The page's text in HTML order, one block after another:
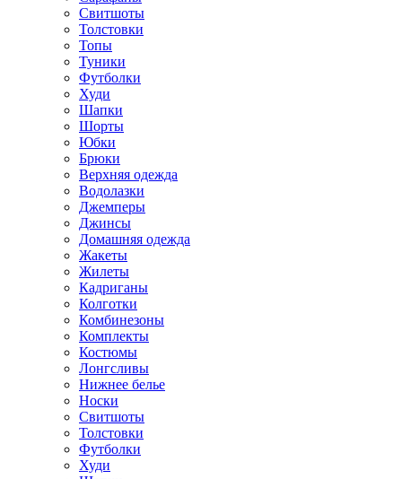
Свитшоты
Толстовки
Топы
Туники
Футболки
Худи
Шапки
Шорты
Юбки
Брюки
Верхняя одежда
Водолазки
Джемперы
Джинсы
Домашняя одежда
Жакеты
Жилеты
Кадриганы
Колготки
Комбинезоны
Комплекты
Костюмы
Лонгсливы
Нижнее белье
Носки
Свитшоты
Толстовки
Футболки
Худи